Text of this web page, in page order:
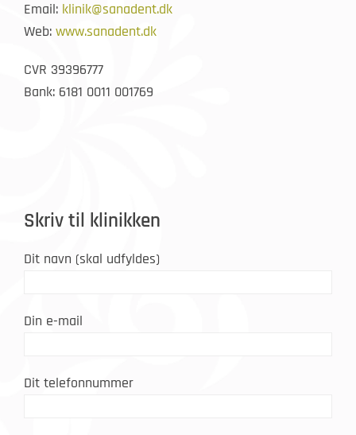
Email: klinik@sanadent.dk
Web: www.sanadent.dk
CVR 39396777
Bank: 6181 0011 001769
Skriv til klinikken
Dit navn (skal udfyldes)
Din e-mail
Dit telefonnummer